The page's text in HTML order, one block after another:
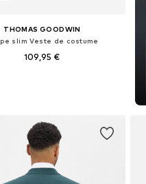
THOMAS GOODWIN
slim Veste de costume
109,95 €